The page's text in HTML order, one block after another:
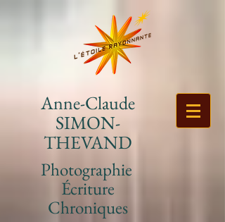
Anne-Claude
SIMON-
THEVAND
Photographie
Écriture
Chroniques